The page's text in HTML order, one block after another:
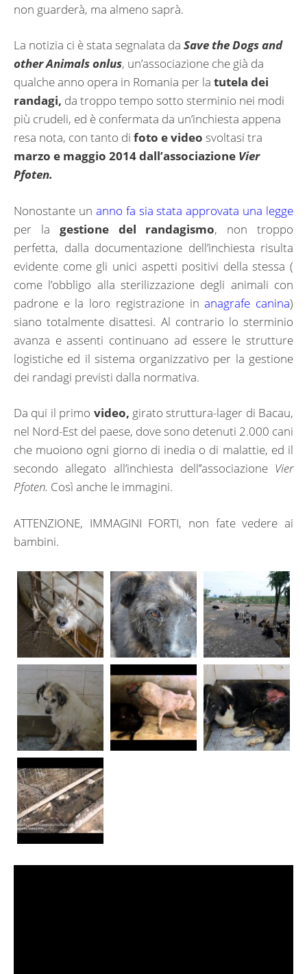
non guarderà, ma almeno saprà.
La notizia ci è stata segnalata da Save the Dogs and
other Animals onlus, un’associazione che già da
qualche anno opera in Romania per la tutela dei
randagi, da troppo tempo sotto sterminio nei modi
più crudeli, ed è confermata da un’inchiesta appena
resa nota, con tanto di foto e video svoltasi tra
marzo e maggio 2014 dall’associazione Vier
Pfoten.
Nonostante un anno fa sia stata approvata una legge
per la gestione del randagismo, non troppo
perfetta, dalla documentazione dell’inchiesta risulta
evidente come gli unici aspetti positivi della stessa (
come l’obbligo alla sterilizzazione degli animali con
padrone e la loro registrazione in anagrafe canina)
siano totalmente disattesi. Al contrario lo sterminio
avanza e assenti continuano ad essere le strutture
logistiche ed il sistema organizzativo per la gestione
dei randagi previsti dalla normativa.
Da qui il primo video, girato struttura-lager di Bacau,
nel Nord-Est del paese, dove sono detenuti 2.000 cani
che muoiono ogni giorno di inedia o di malattie, ed il
secondo allegato all’inchiesta dell’’associazione Vier
Pfoten. Così anche le immagini.
ATTENZIONE, IMMAGINI FORTI, non fate vedere ai
bambini.